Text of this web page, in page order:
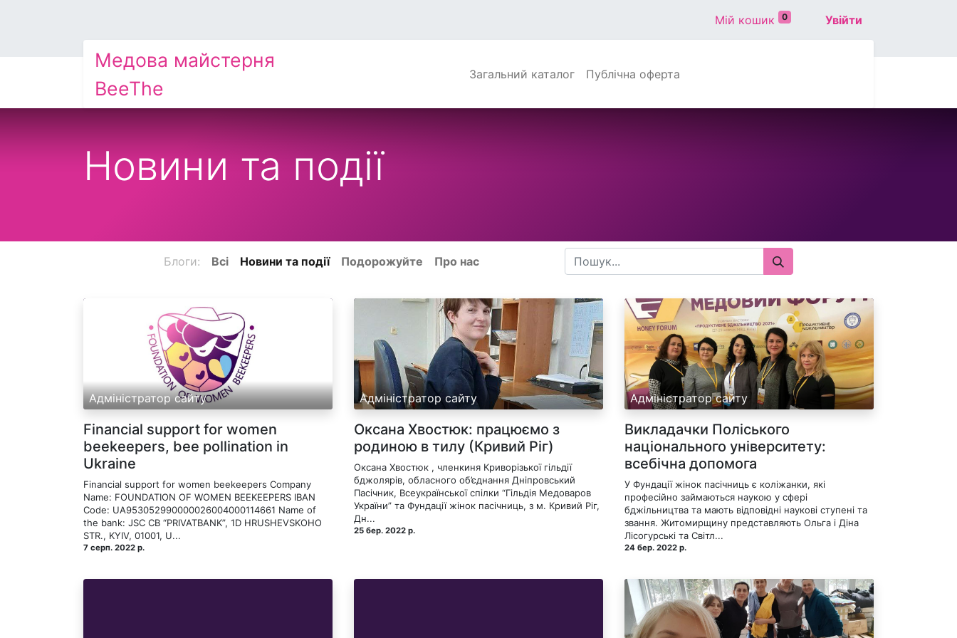
Мій кошик 0 Увійти
Медова майстерня
BeeThe
Загальний каталог Публічна оферта
Новини та події
Блоги: Всі Новини та події Подорожуйте Про нас
Адміністратор сайту
Financial support for women
beekeepers, bee pollination in
Ukraine
Financial support for women beekeepers Company
Name: FOUNDATION OF WOMEN BEEKEEPERS IBAN
Code: UA953052990000026004000114661 Name of
the bank: JSC CB “PRIVATBANK”, 1D HRUSHEVSKOHO
STR., KYIV, 01001, U...
7 серп. 2022 р.
Адміністратор сайту
Оксана Хвостюк: працюємо з
родиною в тилу (Кривий Ріг)
Оксана Хвостюк , членкиня Криворізької гільдії
бджолярів, обласного об’єднання Дніпровський
Пасічник, Всеукраїнської спілки “Гільдія Медоваров
України” та Фундації жінок пасічниць, з м. Кривий Ріг,
Дн...
25 бер. 2022 р.
Адміністратор сайту
Викладачки Поліського
національного університету:
всебічна допомога
У Фундації жінок пасічниць є коліжанки, які
професійно займаються наукою у сфері
бджільництва та мають відповідні наукові ступені та
звання. Житомирщину представляють Ольга і Діна
Лісогурські та Світл...
24 бер. 2022 р.